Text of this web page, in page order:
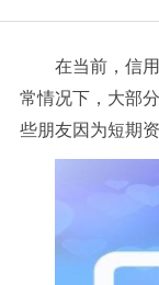
在当前，信
常情况下，大部
些朋友因为短期